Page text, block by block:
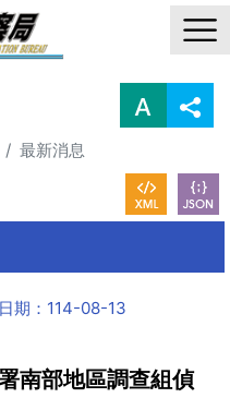
最新消息
期：114-08-13
南部地區調查組偵